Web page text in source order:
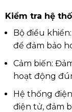
Kiểm tra hệ
Bộ điều
để đảm bảo
Cảm biến:
hoạt động
Hệ thống
điện tử, đảm